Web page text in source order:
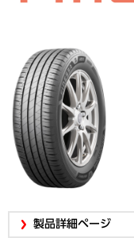
製品詳細ページ